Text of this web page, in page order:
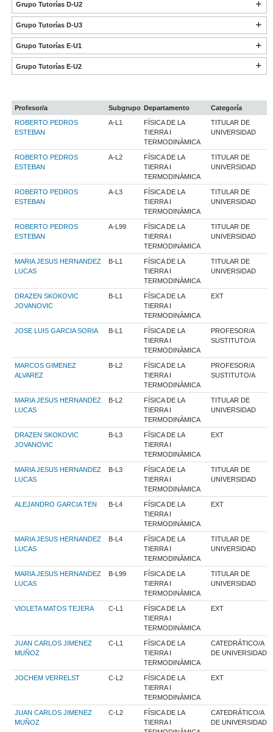
Grupo Tutorías D-U2
Grupo Tutorías D-U3
Grupo Tutorías E-U1
Grupo Tutorías E-U2
Profesor/a Subgrupo Departamento
Categoría
ROBERTO PEDROS
ESTEBAN
A-L1
FÍSICA DE LA
TIERRA I
TERMODINÀMICA
TITULAR DE
UNIVERSIDAD
ROBERTO PEDROS
ESTEBAN
A-L2
FÍSICA DE LA
TIERRA I
TERMODINÀMICA
TITULAR DE
UNIVERSIDAD
ROBERTO PEDROS
ESTEBAN
A-L3
FÍSICA DE LA
TIERRA I
TERMODINÀMICA
TITULAR DE
UNIVERSIDAD
ROBERTO PEDROS
ESTEBAN
A-L99
FÍSICA DE LA
TIERRA I
TERMODINÀMICA
TITULAR DE
UNIVERSIDAD
MARIA JESUS HERNANDEZ
LUCAS
B-L1
FÍSICA DE LA
TIERRA I
TERMODINÀMICA
TITULAR DE
UNIVERSIDAD
DRAZEN SKOKOVIC
JOVANOVIC
B-L1
FÍSICA DE LA
TIERRA I
TERMODINÀMICA
EXT
JOSE LUIS GARCIA SORIA B-L1
FÍSICA DE LA
TIERRA I
TERMODINÀMICA
PROFESOR/A
SUSTITUTO/A
MARCOS GIMENEZ
ALVAREZ
B-L2
FÍSICA DE LA
TIERRA I
TERMODINÀMICA
PROFESOR/A
SUSTITUTO/A
MARIA JESUS HERNANDEZ
LUCAS
B-L2
FÍSICA DE LA
TIERRA I
TERMODINÀMICA
TITULAR DE
UNIVERSIDAD
DRAZEN SKOKOVIC
JOVANOVIC
B-L3
FÍSICA DE LA
TIERRA I
TERMODINÀMICA
EXT
MARIA JESUS HERNANDEZ
LUCAS
B-L3
FÍSICA DE LA
TIERRA I
TERMODINÀMICA
TITULAR DE
UNIVERSIDAD
ALEJANDRO GARCIA TEN B-L4
FÍSICA DE LA
TIERRA I
TERMODINÀMICA
EXT
MARIA JESUS HERNANDEZ
LUCAS
B-L4
FÍSICA DE LA
TIERRA I
TERMODINÀMICA
TITULAR DE
UNIVERSIDAD
MARIA JESUS HERNANDEZ
LUCAS
B-L99
FÍSICA DE LA
TIERRA I
TERMODINÀMICA
TITULAR DE
UNIVERSIDAD
VIOLETA MATOS TEJERA C-L1
FÍSICA DE LA
TIERRA I
TERMODINÀMICA
EXT
JUAN CARLOS JIMENEZ
MUÑOZ
C-L1
FÍSICA DE LA
TIERRA I
TERMODINÀMICA
CATEDRÁTICO/A
DE UNIVERSIDAD
JOCHEM VERRELST C-L2
FÍSICA DE LA
TIERRA I
TERMODINÀMICA
EXT
JUAN CARLOS JIMENEZ
MUÑOZ
C-L2
FÍSICA DE LA
TIERRA I
CATEDRÁTICO/A
DE UNIVERSIDAD